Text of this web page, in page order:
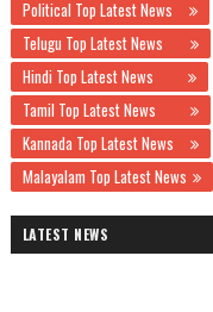
Political Top Latest News
Telugu Top Latest News
Hindi Top Latest News
Tamil Top Latest News
Kannada Top Latest News
Malayalam Top Latest News
LATEST NEWS